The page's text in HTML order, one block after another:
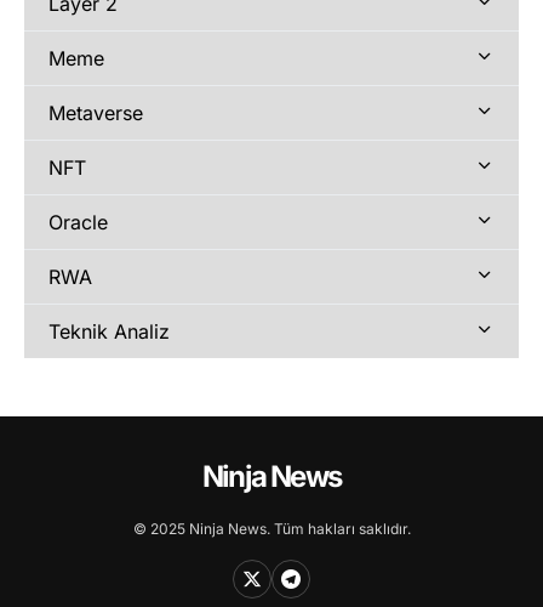
Meme
Metaverse
NFT
Oracle
RWA
Teknik Analiz
Ninja News
© 2025 Ninja News. Tüm hakları saklıdır.